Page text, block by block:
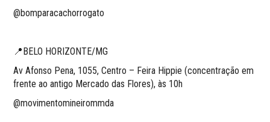
@bomparacachorrogato
📍BELO HORIZONTE/MG
Av Afonso Pena, 1055, Centro – Feira Hippie (concentração em
frente ao antigo Mercado das Flores), às 10h
@movimentomineirommda